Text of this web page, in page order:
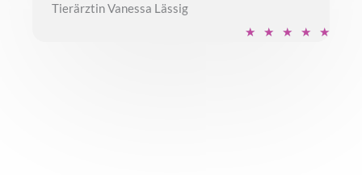
★ ★ ★ ★ ★
Tierärztin Vanessa Lässig